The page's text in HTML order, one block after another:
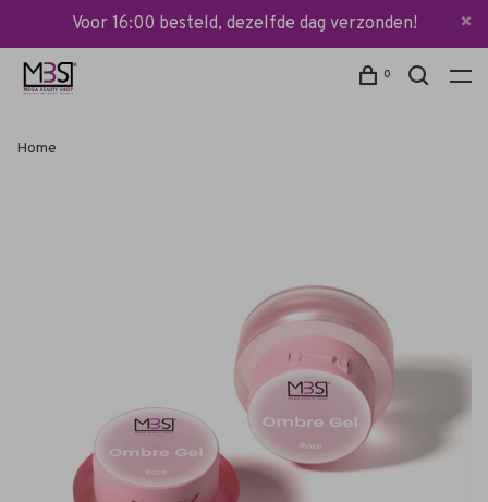
Voor 16:00 besteld, dezelfde dag verzonden!
0
Home